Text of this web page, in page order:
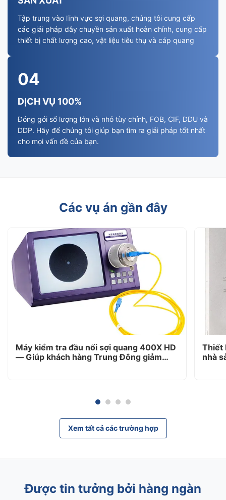
Tập trung vào lĩnh vực sợi quang, chúng tôi cung cấp
các giải pháp dây chuyền sản xuất hoàn chỉnh, cung cấp
thiết bị chất lượng cao, vật liệu tiêu thụ và cáp quang
04
DỊCH VỤ 100%
Đóng gói số lượng lớn và nhỏ tùy chỉnh, FOB, CIF, DDU và
DDP. Hãy để chúng tôi giúp bạn tìm ra giải pháp tốt nhất
cho mọi vấn đề của bạn.
Các vụ án gần đây
Máy kiểm tra đầu nối sợi quang 400X HD
— Giúp khách hàng Trung Đông giảm
Thiết
nhà
Xem tất cả các trường hợp
Được tin tưởng bởi hàng ngàn